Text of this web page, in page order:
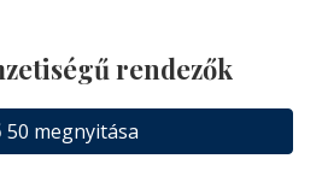
rendezők
50 megnyitása